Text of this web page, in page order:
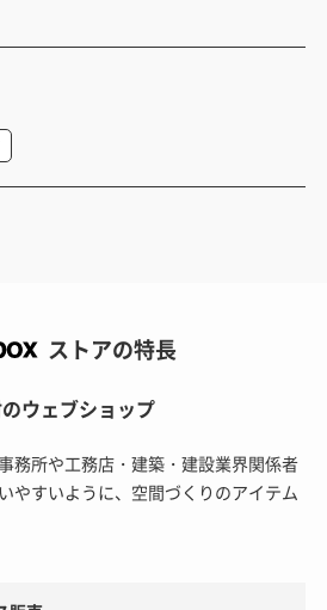
ストアの特長
ウェブショップ
務所や工務店・建築・建設業界関係者
やすいように、空間づくりのアイテム